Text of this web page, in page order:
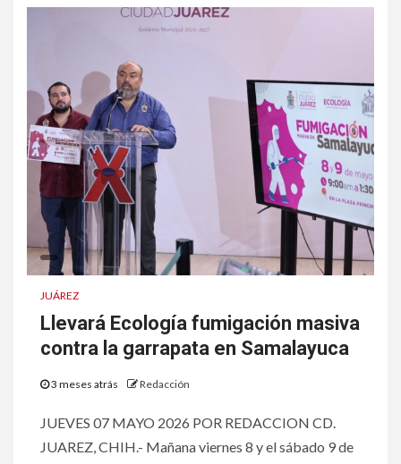
JUÁREZ
Llevará Ecología fumigación masiva
contra la garrapata en Samalayuca
3 meses atrás Redacción
JUEVES 07 MAYO 2026 POR REDACCION CD.
JUAREZ, CHIH.- Mañana viernes 8 y el sábado 9 de